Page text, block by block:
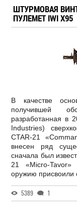
ШТУРМОВАЯ
ПУЛЕМЕТ IWI X95
В качестве
получившей
разработанная в
Industries)
CTAR-21
внесен ряд
сначала был
21 «Micro-
оружию присвоили
5389 1